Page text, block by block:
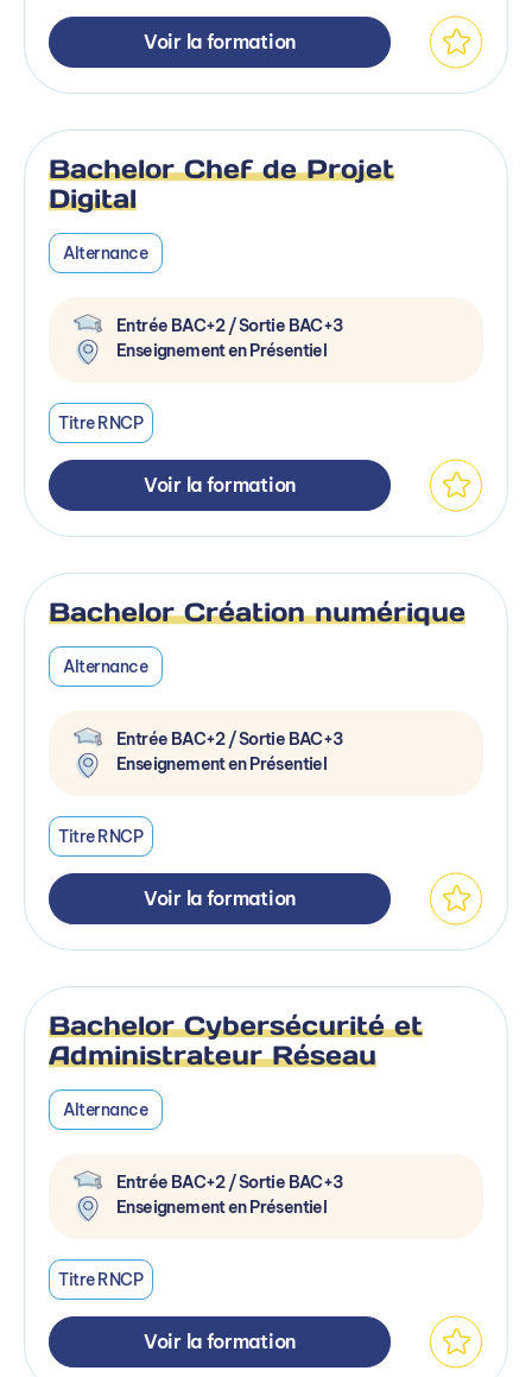
Voir la formation
Bachelor Chef de Projet
Digital
Alternance
Entrée BAC+2 / Sortie BAC+3
Enseignement en Présentiel
Titre RNCP
Voir la formation
Bachelor Création numérique
Alternance
Entrée BAC+2 / Sortie BAC+3
Enseignement en Présentiel
Titre RNCP
Voir la formation
Bachelor Cybersécurité et
Administrateur Réseau
Alternance
Entrée BAC+2 / Sortie BAC+3
Enseignement en Présentiel
Titre RNCP
Voir la formation